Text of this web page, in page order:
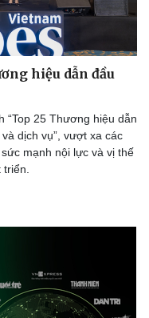
trí
trang
Việt
hiệu dẫn đầu
“Top 25 Thương hiệu dẫn
dịch vụ”, vượt xa các
mạnh nội lực và vị thế